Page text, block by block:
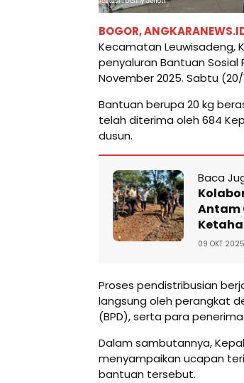
BOGOR,
Kecamatan Leuwisadeng,
penyaluran Bantuan
November 2025. Sabtu (20/
Bantuan berupa 20 kg
telah diterima oleh 684
dusun.
Baca
Antam
09 OKT 2025
Proses pendistribusian
langsung oleh perangkat
(BPD), serta para
Dalam sambutannya,
menyampaikan ucapan
bantuan tersebut.